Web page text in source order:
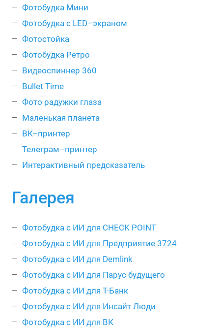
Фотобудка Мини
Фотобудка с LED–экраном
Фотостойка
Фотобудка Ретро
Видеоспиннер 360
Bullet Time
Фото радужки глаза
Маленькая планета
ВК–принтер
Телеграм–принтер
Интерактивный предсказатель
Галерея
Фотобудка с ИИ для CHECK POINT
Фотобудка с ИИ для Предприятие 3724
Фотобудка с ИИ для Demlink
Фотобудка с ИИ для Парус будущего
Фотобудка с ИИ для Т-Банк
Фотобудка с ИИ для Инсайт Люди
Фотобудка с ИИ для ВК